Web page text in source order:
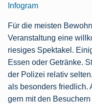
Infogram
Für die meisten
Veranstaltung eine
riesiges Spektakel.
Essen oder Getränke.
der Polizei relativ
als besonders friedlich.
gern mit den